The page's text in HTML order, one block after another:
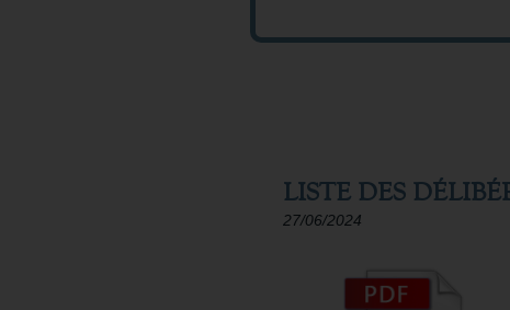
LISTE DES
27/06/2024